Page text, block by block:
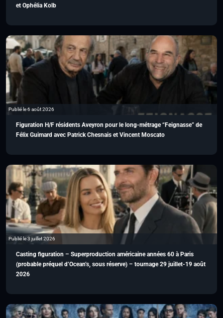
et Ophélia Kolb
Publié le 6 août 2026
Figuration H/F résidents Aveyron pour le long-métrage “Feignasse” de
Félix Guimard avec Patrick Chesnais et Vincent Moscato
Publié le 3 juillet 2026
Casting figuration – Superproduction américaine années 60 à Paris
(probable préquel d’Ocean’s, sous réserve) – tournage 29 juillet-19 août
2026